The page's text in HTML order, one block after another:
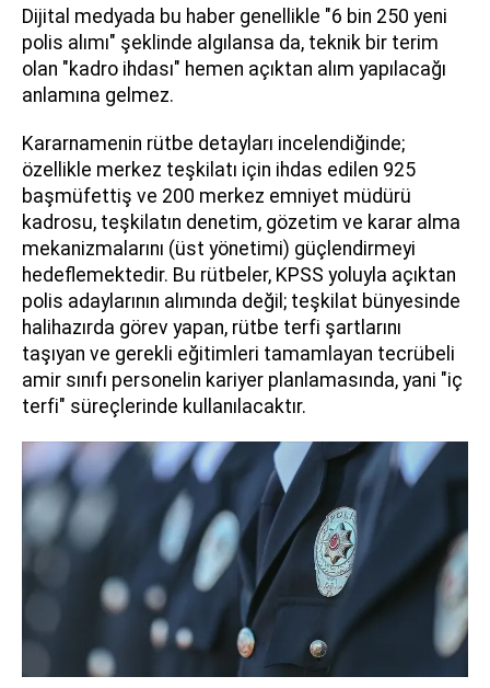
Dijital medyada bu haber genellikle "6 bin 250 yeni
polis alımı" şeklinde algılansa da, teknik bir terim
olan "kadro ihdası" hemen açıktan alım yapılacağı
anlamına gelmez.
Kararnamenin rütbe detayları incelendiğinde;
özellikle merkez teşkilatı için ihdas edilen 925
başmüfettiş ve 200 merkez emniyet müdürü
kadrosu, teşkilatın denetim, gözetim ve karar alma
mekanizmalarını (üst yönetimi) güçlendirmeyi
hedeflemektedir. Bu rütbeler, KPSS yoluyla açıktan
polis adaylarının alımında değil; teşkilat bünyesinde
halihazırda görev yapan, rütbe terfi şartlarını
taşıyan ve gerekli eğitimleri tamamlayan tecrübeli
amir sınıfı personelin kariyer planlamasında, yani "iç
terfi" süreçlerinde kullanılacaktır.